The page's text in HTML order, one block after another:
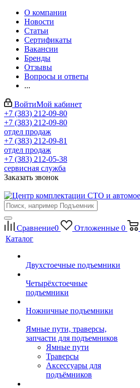
О компании
Новости
Статьи
Сертификаты
Вакансии
Бренды
Отзывы
Вопросы и ответы
...
ВойтиМой кабинет
+7 (383) 212-09-80
+7 (383) 212-09-80
отдел продаж
+7 (383) 212-09-81
отдел продаж
+7 (383) 212-05-38
сервисная служба
Заказать звонок
Сравнение0 Отложенные 0
Каталог
Двухстоечные подъемники
Четырёхстоечные
подъемники
Ножничные подъемники
Ямные пути, траверсы,
запчасти для подъемников
Ямные пути
Траверсы
Аксессуары для
подъёмников